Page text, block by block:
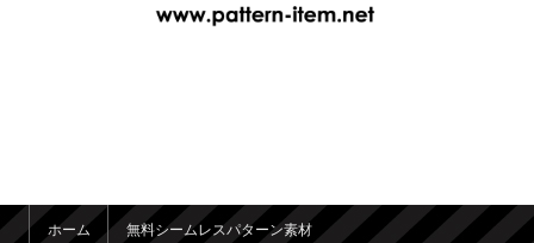
メインメニュー
メインコンテンツへ移動
サブコンテンツへ移動
ホーム 無料シームレスパターン素材